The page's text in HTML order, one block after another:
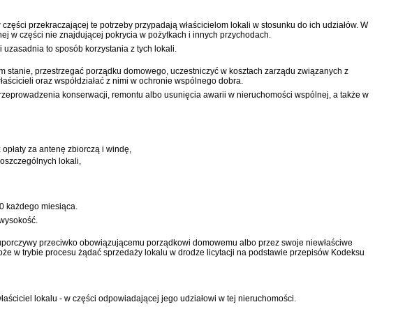
przekraczającej te potrzeby przypadają właścicielom lokali w stosunku do ich udziałów. W
w części nie znajdującej pokrycia w pożytkach i innych przychodach.
uzasadnia to sposób korzystania z tych lokali.
przestrzegać porządku domowego, uczestniczyć w kosztach zarządu związanych z
oraz współdziałać z nimi w ochronie wspólnego dobra.
konserwacji, remontu albo usunięcia awarii w nieruchomości wspólnej, a także w
za antenę zbiorczą i windę,
lokali,
każdego miesiąca.
przeciwko obowiązującemu porządkowi domowemu albo przez swoje niewłaściwe
w trybie procesu żądać sprzedaży lokalu w drodze licytacji na podstawie przepisów Kodeksu
lokalu - w części odpowiadającej jego udziałowi w tej nieruchomości.